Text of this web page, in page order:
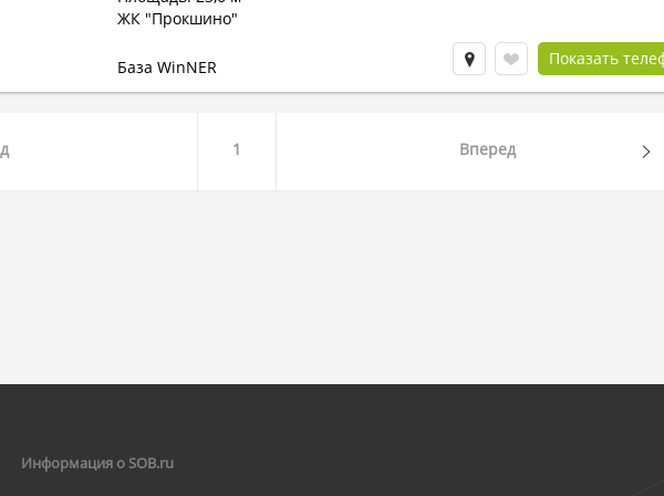
ЖК "Прокшино"
База WinNER Показать
1 Вперед
Информация о SOB.ru